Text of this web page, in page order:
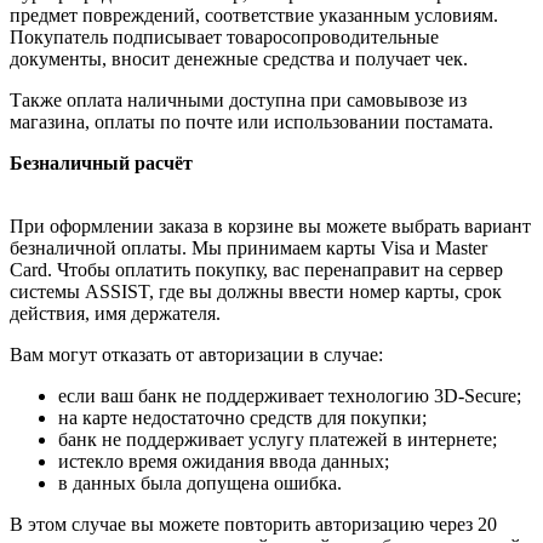
предмет повреждений, соответствие указанным условиям.
Покупатель подписывает товаросопроводительные
документы, вносит денежные средства и получает чек.
Также оплата наличными доступна при самовывозе из
магазина, оплаты по почте или использовании постамата.
Безналичный расчёт
При оформлении заказа в корзине вы можете выбрать вариант
безналичной оплаты. Мы принимаем карты Visa и Master
Card. Чтобы оплатить покупку, вас перенаправит на сервер
системы ASSIST, где вы должны ввести номер карты, срок
действия, имя держателя.
Вам могут отказать от авторизации в случае:
если ваш банк не поддерживает технологию 3D-Secure;
на карте недостаточно средств для покупки;
банк не поддерживает услугу платежей в интернете;
истекло время ожидания ввода данных;
в данных была допущена ошибка.
В этом случае вы можете повторить авторизацию через 20